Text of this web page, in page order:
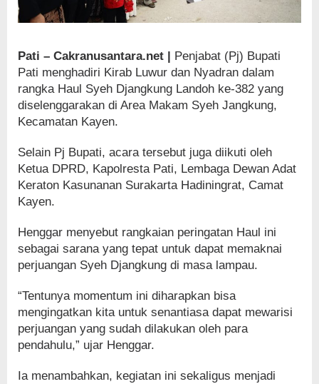
Pati – Cakranusantara.net |
Penjabat (Pj) Bupati
Pati menghadiri Kirab Luwur dan Nyadran dalam
rangka Haul Syeh Djangkung Landoh ke-382 yang
diselenggarakan di Area Makam Syeh Jangkung,
Kecamatan Kayen.
Selain Pj Bupati, acara tersebut juga diikuti oleh
Ketua DPRD, Kapolresta Pati, Lembaga Dewan Adat
Keraton Kasunanan Surakarta Hadiningrat, Camat
Kayen.
Henggar menyebut rangkaian peringatan Haul ini
sebagai sarana yang tepat untuk dapat memaknai
perjuangan Syeh Djangkung di masa lampau.
“Tentunya momentum ini diharapkan bisa
mengingatkan kita untuk senantiasa dapat mewarisi
perjuangan yang sudah dilakukan oleh para
pendahulu,” ujar Henggar.
Ia menambahkan, kegiatan ini sekaligus menjadi